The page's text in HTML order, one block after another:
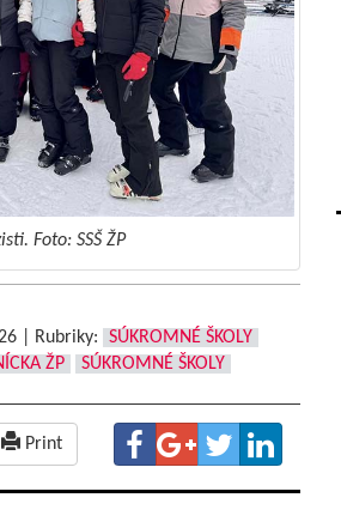
Foto: SSŠ ŽP
| Rubriky:
SÚKROMNÉ ŠKOLY
ŽP
SÚKROMNÉ ŠKOLY
Print